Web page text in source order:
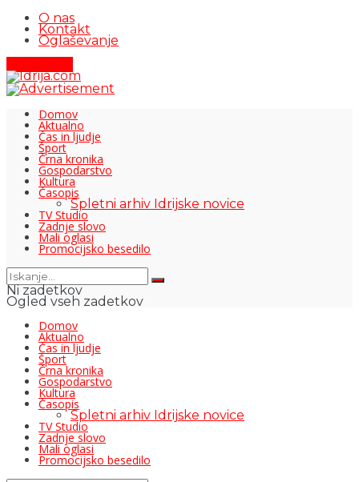
O nas
Kontakt
Oglaševanje
Domov
Aktualno
Čas in ljudje
Šport
Črna kronika
Gospodarstvo
Kultura
Časopis
Spletni arhiv Idrijske novice
TV Studio
Zadnje slovo
Mali oglasi
Promocijsko besedilo
Ni zadetkov
Ogled vseh zadetkov
Domov
Aktualno
Čas in ljudje
Šport
Črna kronika
Gospodarstvo
Kultura
Časopis
Spletni arhiv Idrijske novice
TV Studio
Zadnje slovo
Mali oglasi
Promocijsko besedilo